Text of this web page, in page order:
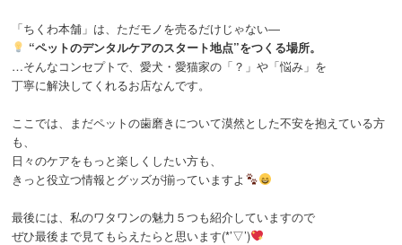
「ちくわ本舗」は、ただモノを売るだけじゃない―
“ペットのデンタルケアのスタート地点”をつくる場所。
…そんなコンセプトで、愛犬・愛猫家の「？」や「悩み」を
丁寧に解決してくれるお店なんです。
ここでは、まだペットの歯磨きについて漠然とした不安を抱えている方
も、
日々のケアをもっと楽しくしたい方も、
きっと役立つ情報とグッズが揃っていますよ
最後には、私のワタワンの魅力５つも紹介していますので
ぜひ最後まで見てもらえたらと思います(*’▽’)